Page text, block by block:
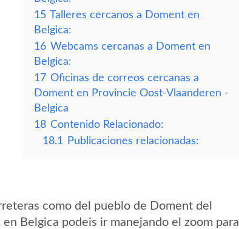
15 Talleres cercanos a Doment en
Belgica:
16 Webcams cercanas a Doment en
Belgica:
17 Oficinas de correos cercanas a
Doment en Provincie Oost-Vlaanderen -
Belgica
18 Contenido Relacionado:
18.1
Publicaciones relacionadas:
como del pueblo de Doment del
Belgica podeis ir manejando el zoom para